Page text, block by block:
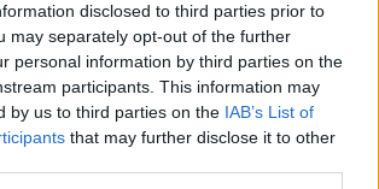
disclosed to third parties prior to
may separately opt-out of the further
personal information by third parties on the
participants. This information may
by us to third parties on the IAB’s List of
that may further disclose it to other
a tüzet szándékosan
A hét fiatalt többek
erőszakkal, zsarolással
vádolják.
során lehajtott fejjel ültek